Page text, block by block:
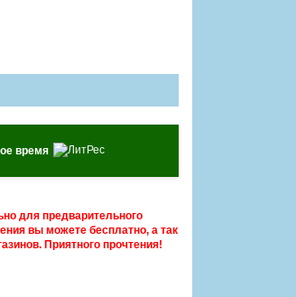
время
для предварительного
вы можете бесплатно, а так
Приятного прочтения!